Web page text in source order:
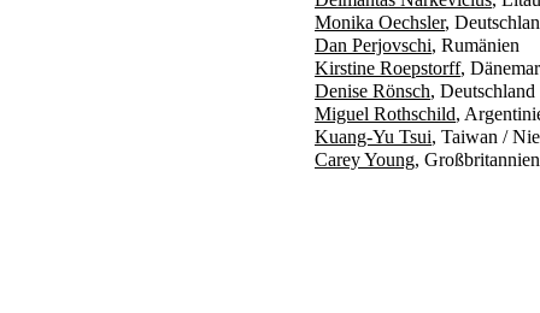
Monika Oechsler,
Dan Perjovschi, Rumänien
Kirstine Roepstorff,
Denise Rönsch, Deutschland
Miguel Rothschild,
Kuang-Yu Tsui, Taiwan /
Carey Young, Großbritannien